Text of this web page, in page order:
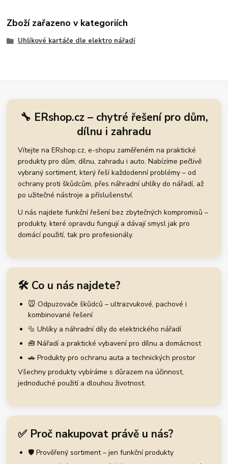
Zboží zařazeno v kategoriích
Uhlíkové kartáče dle elektro nářadí
🔧 ERshop.cz – chytré řešení pro dům,
dílnu i zahradu
Vítejte na ERshop.cz, e-shopu zaměřeném na praktické
produkty pro dům, dílnu, zahradu i auto. Nabízíme pečlivě
vybraný sortiment, který řeší každodenní problémy – od
ochrany proti škůdcům, přes náhradní uhlíky do nářadí, až
po užitečné nástroje a příslušenství.
U nás najdete funkční řešení bez zbytečných kompromisů –
produkty, které opravdu fungují a dávají smysl jak pro
domácí použití, tak pro profesionály.
🛠️ Co u nás najdete?
🐭 Odpuzovače škůdců – ultrazvukové, pachové i
kombinované řešení
🔩 Uhlíky a náhradní díly do elektrického nářadí
🧰 Nářadí a praktické vybavení pro dílnu a domácnost
🚗 Produkty pro ochranu auta a technických prostor
Všechny produkty vybíráme s důrazem na účinnost,
jednoduché použití a dlouhou životnost.
✅ Proč nakupovat právě u nás?
🛡️ Prověřený sortiment – jen funkční produkty